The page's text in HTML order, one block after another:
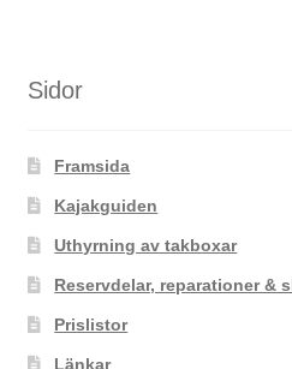
Sidor
Framsida
Kajakguiden
Uthyrning av takboxar
Reservdelar, reparationer &
Prislistor
Länkar